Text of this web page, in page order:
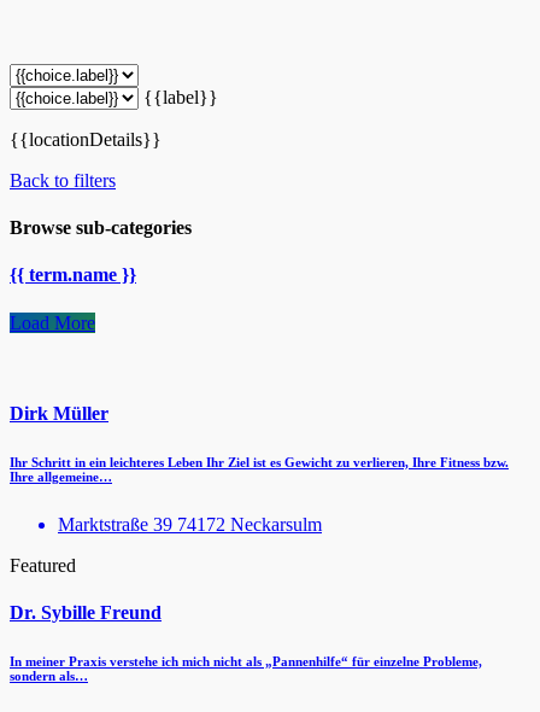
{{label}}
{{locationDetails}}
Back to filters
Browse sub-categories
{{ term.name }}
Load More
Dirk Müller
Ihr Schritt in ein leichteres Leben Ihr Ziel ist es Gewicht zu verlieren, Ihre Fitness bzw.
Ihre allgemeine…
Marktstraße 39 74172 Neckarsulm
Featured
Dr. Sybille Freund
In meiner Praxis verstehe ich mich nicht als „Pannenhilfe“ für einzelne Probleme,
sondern als…